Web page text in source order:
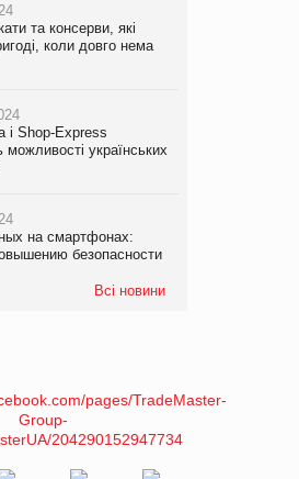
та консерви, які
коли довго нема
і Shop-Express
українських
на смартфонах:
безопасности
Всі новини